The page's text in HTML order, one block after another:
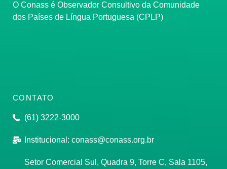
O Conass é Observador Consultivo da Comunidade
dos Países de Língua Portuguesa (CPLP)
CONTATO
(61) 3222-3000
Institucional: conass@conass.org.br
Setor Comercial Sul, Quadra 9, Torre C, Sala 1105,